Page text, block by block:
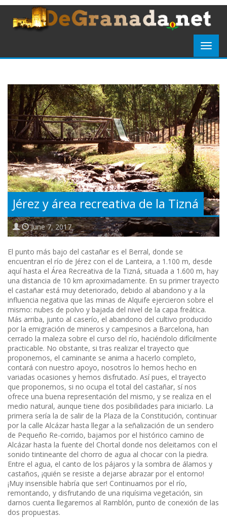
Jérez y área recreativa de la Tizná
June 7, 2017
El punto más bajo del castañar es el Berral, donde se
encuentran el río de Jérez con el de Lanteira, a 1.100 m, desde
aquí hasta el Área Recreativa de la Tizná, situada a 1.600 m, hay
una distancia de 10 km aproximadamente. En su primer trayecto
el castañar está muy deteriorado, debido al abandono y a la
influencia negativa que las minas de Alquife ejercieron sobre el
mismo: nubes de polvo y bajada del nivel de la capa freática.
Más arriba, junto al caserío, el abandono del cultivo producido
por la emigración de mineros y campesinos a Barcelona, han
cerrado la maleza sobre el curso del río, haciéndolo difícilmente
practicable. No obstante, si tras realizar el trayecto que
proponemos, el caminante se anima a hacerlo completo,
contará con nuestro apoyo, nosotros lo hemos hecho en
variadas ocasiones y hemos disfrutado. Así pues, el trayecto
que proponemos, si no ocupa el total del castañar, sí nos
ofrece una buena representación del mismo, y se realiza en el
medio natural, aunque tiene dos posibilidades para iniciarlo. La
primera sería la de salir de la Plaza de la Constitución, continuar
por la calle Alcázar hasta llegar a la señalización de un sendero
de Pequeño Re-corrido, bajamos por el histórico camino de
Alcázar hasta la fuente del Chortal donde nos deleitamos con el
sonido tintineante del chorro de agua al chocar con la piedra.
Entre el agua, el canto de los pájaros y la sombra de álamos y
castaños, ¡quién se resiste a dejarse abrazar por el entorno!
¡Muy insensible habría que ser! Continuamos por el río,
remontando, y disfrutando de una riquísima vegetación, sin
darnos cuenta llegaremos al Ramblón, punto de conexión de las
dos propuestas.